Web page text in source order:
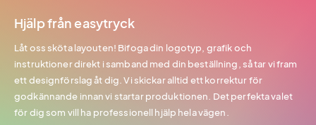
Hjälp från easytryck
Låt oss sköta layouten! Bifoga din logotyp, grafik och
instruktioner direkt i samband med din beställning, så tar vi fram
ett designförslag åt dig. Vi skickar alltid ett korrektur för
godkännande innan vi startar produktionen. Det perfekta valet
för dig som vill ha professionell hjälp hela vägen.